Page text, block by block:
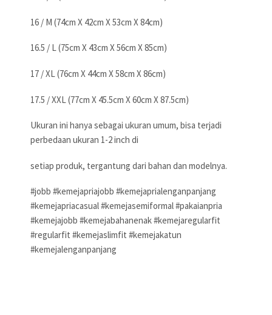
16 / M (74cm X 42cm X 53cm X 84cm)
16.5 / L (75cm X 43cm X 56cm X 85cm)
17 / XL (76cm X 44cm X 58cm X 86cm)
17.5 / XXL (77cm X 45.5cm X 60cm X 87.5cm)
Ukuran ini hanya sebagai ukuran umum, bisa terjadi
perbedaan ukuran 1-2 inch di
setiap produk, tergantung dari bahan dan modelnya.
#jobb #kemejapriajobb #kemejaprialenganpanjang
#kemejapriacasual #kemejasemiformal #pakaianpria
#kemejajobb #kemejabahanenak #kemejaregularfit
#regularfit #kemejaslimfit #kemejakatun
#kemejalenganpanjang